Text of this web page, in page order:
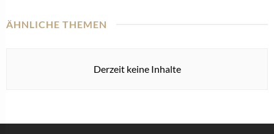
ÄHNLICHE THEMEN
Derzeit keine Inhalte